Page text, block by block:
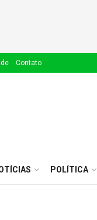
Contato
POLÍTICA